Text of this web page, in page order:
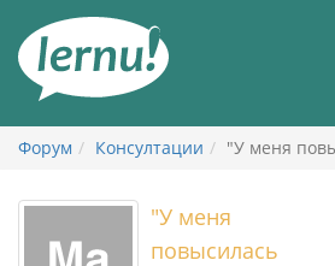
съдържанието
Форум Консултации "У меня
"У меня
повысилась